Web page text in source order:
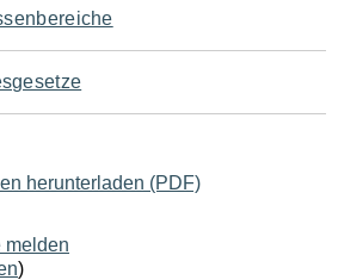
herunterladen (PDF)
melden
)